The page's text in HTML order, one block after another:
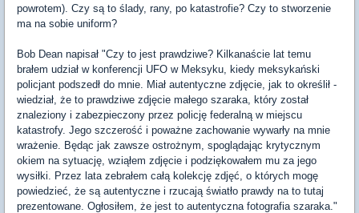
powrotem). Czy są to ślady, rany, po katastrofie? Czy to stworzenie
ma na sobie uniform?
Bob Dean napisał "Czy to jest prawdziwe? Kilkanaście lat temu
brałem udział w konferencji UFO w Meksyku, kiedy meksykański
policjant podszedł do mnie. Miał autentyczne zdjęcie, jak to określił -
wiedział, że to prawdziwe zdjęcie małego szaraka, który został
znaleziony i zabezpieczony przez policję federalną w miejscu
katastrofy. Jego szczerość i poważne zachowanie wywarły na mnie
wrażenie. Będąc jak zawsze ostrożnym, spoglądając krytycznym
okiem na sytuację, wziąłem zdjęcie i podziękowałem mu za jego
wysiłki. Przez lata zebrałem całą kolekcję zdjęć, o których mogę
powiedzieć, że są autentyczne i rzucają światło prawdy na to tutaj
prezentowane. Ogłosiłem, że jest to autentyczna fotografia szaraka."